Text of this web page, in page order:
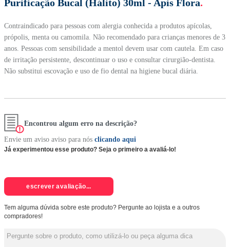
Purificação Bucal (Hálito) 30ml - Apis Flora.
Contraindicado para pessoas com alergia conhecida a produtos apícolas,
própolis, menta ou camomila. Não recomendado para crianças menores de 3
anos. Pessoas com sensibilidade a mentol devem usar com cautela. Em caso
de irritação persistente, descontinuar o uso e consultar cirurgião-dentista.
Não substitui escovação e uso de fio dental na higiene bucal diária.
Encontrou algum erro na descrição?
Envie um aviso aviso para nós clicando aqui
Já experimentou esse produto? Seja o primeiro a avaliá-lo!
escrever avaliação...
Tem alguma dúvida sobre este produto? Pergunte ao lojista e a outros
compradores!